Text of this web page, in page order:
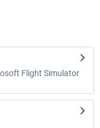
Flight Simulator